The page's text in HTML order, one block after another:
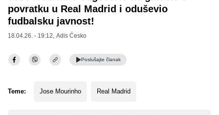
povratku u Real Madrid i oduševio
fudbalsku javnost!
18.04.26. - 19:12, Adis Ćesko
Poslušajte članak
Teme: Jose Mourinho Real Madrid